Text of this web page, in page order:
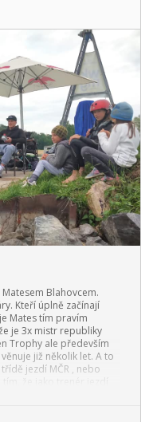
Blahovcem.
Kteří úplně začínají
Mates tím pravím
je 3x mistr republiky
Trophy ale především
již několik let. A to
jezdí MČR , nebo